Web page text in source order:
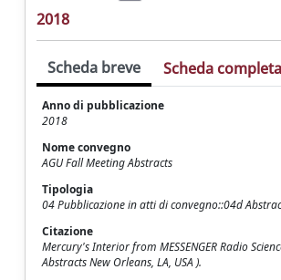
2018
Scheda breve Scheda completa
Anno di pubblicazione
2018
Nome convegno
AGU Fall Meeting Abstracts
Tipologia
04 Pubblicazione in atti di convegno::04d
Citazione
Mercury's Interior from MESSENGER Radio
Abstracts New Orleans, LA, USA ).